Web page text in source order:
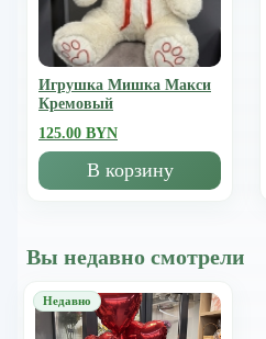
Игрушка Мишка Mакси
Кремовый
125.00 BYN
В корзину
Вы недавно смотрели